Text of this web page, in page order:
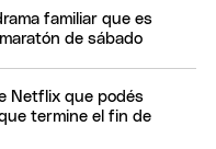
familiar que es
de sábado
Netflix que podés
termine el fin de